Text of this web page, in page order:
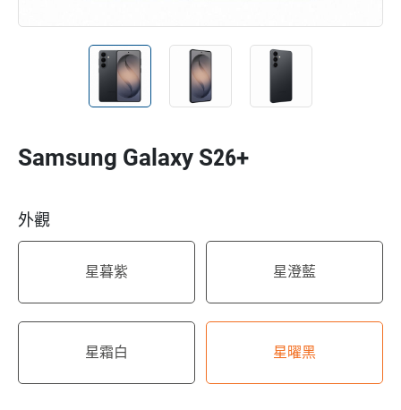
Samsung Galaxy S26+
外觀
星暮紫 星澄藍
星霜白 星曜黑